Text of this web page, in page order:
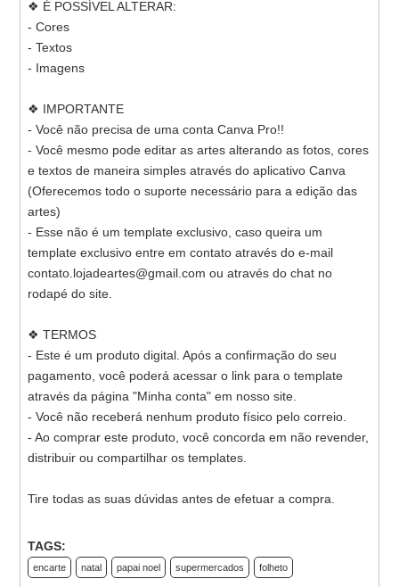
❖ É POSSÍVEL ALTERAR:
- Cores
- Textos
- Imagens
❖ IMPORTANTE
- Você não precisa de uma conta Canva Pro!!
- Você mesmo pode editar as artes alterando as fotos, cores
e textos de maneira simples através do aplicativo Canva
(Oferecemos todo o suporte necessário para a edição das
artes)
- Esse não é um template exclusivo, caso queira um
template exclusivo entre em contato através do e-mail
contato.lojadeartes@gmail.com ou através do chat no
rodapé do site.
❖ TERMOS
- Este é um produto digital. Após a confirmação do seu
pagamento, você poderá acessar o link para o template
através da página "Minha conta" em nosso site.
- Você não receberá nenhum produto físico pelo correio.
- Ao comprar este produto, você concorda em não revender,
distribuir ou compartilhar os templates.
Tire todas as suas dúvidas antes de efetuar a compra.
TAGS:
encarte natal papai noel supermercados folheto